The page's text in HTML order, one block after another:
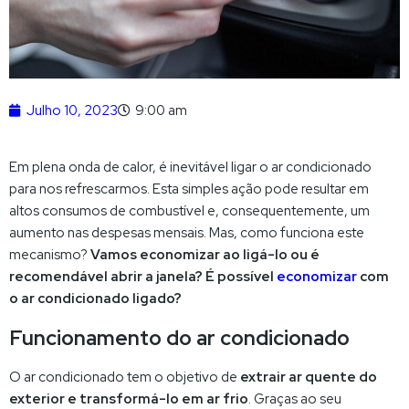
Julho 10, 2023 9:00 am
Em plena onda de calor, é inevitável ligar o ar condicionado
para nos refrescarmos. Esta simples ação pode resultar em
altos consumos de combustível e, consequentemente, um
aumento nas despesas mensais. Mas, como funciona este
mecanismo? Vamos economizar ao ligá-lo ou é
recomendável abrir a janela? É possível economizar com
o ar condicionado ligado?
Funcionamento do ar condicionado
O ar condicionado tem o objetivo de extrair ar quente do
exterior e transformá-lo em ar frio. Graças ao seu